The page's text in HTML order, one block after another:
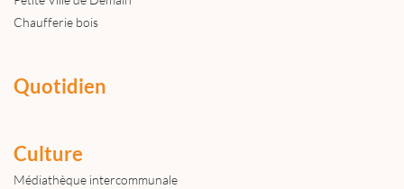
Chaufferie bois
Quotidien
Culture
Médiathèque intercommunale